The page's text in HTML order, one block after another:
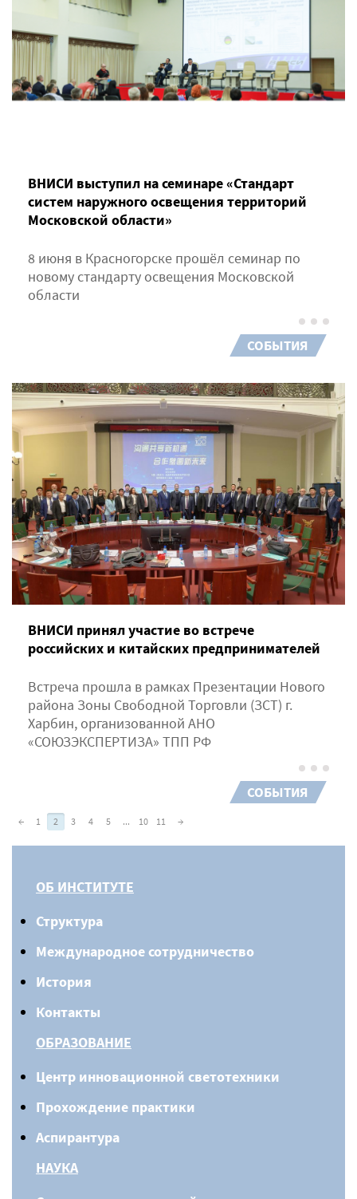
ВНИСИ выступил на семинаре «Стандарт
систем наружного освещения территорий
Московской области»
8 июня в Красногорске прошёл семинар по
новому стандарту освещения Московской
области
СОБЫТИЯ
ВНИСИ принял участие во встрече
российских и китайских предпринимателей
Встреча прошла в рамках Презентации Нового
района Зоны Свободной Торговли (ЗСТ) г.
Харбин, организованной АНО
«СОЮЗЭКСПЕРТИЗА» ТПП РФ
СОБЫТИЯ
← 1 2 3 4 5 ... 10 11 →
ОБ ИНСТИТУТЕ
Структура
Международное сотрудничество
История
Контакты
ОБРАЗОВАНИЕ
Центр инновационной светотехники
Прохождение практики
Аспирантура
НАУКА